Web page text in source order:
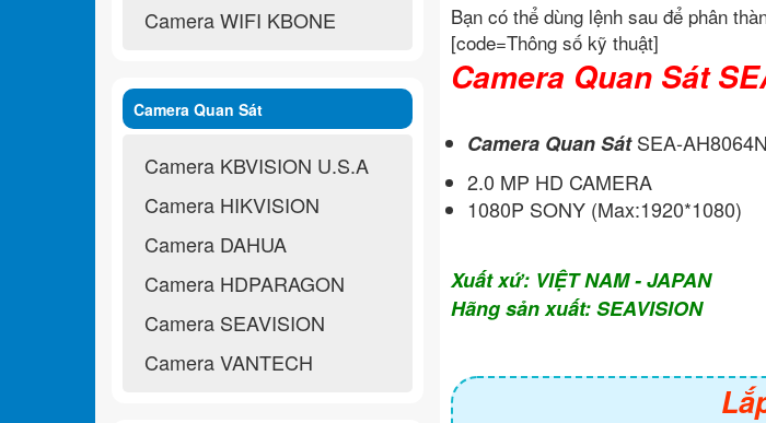
Bạn có thể dùng lệnh sau để phân
[code=Thông số kỹ thuật]
Camera Quan Sát
Camera Quan SátSEA-
2.0 MP HD CAMERA
1080P SONY (Max:1920*1080)
Xuất xứ: VIỆT NAM - JAPAN
Hãng sản xuất: SEAVISION
Camera WIFI KBONE
Camera Quan Sát
Camera KBVISION U.S.A
Camera HIKVISION
Camera DAHUA
Camera HDPARAGON
Camera SEAVISION
Camera VANTECH